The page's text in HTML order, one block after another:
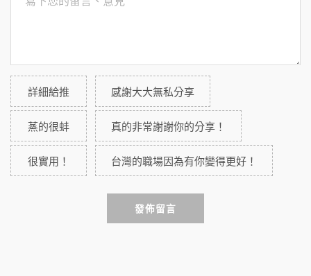
詳細給推 感謝大大無私分享
蒸的很蚌 真的非常謝謝你的分享！
很實用！ 台灣的職場因為有你變得更好！
發佈留言